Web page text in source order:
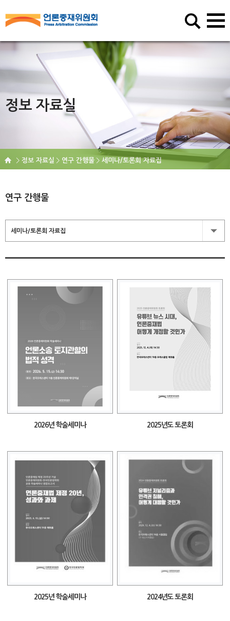
정보 자료실
정보 자료실 연구 간행물 세미나/토론회 자료집
연구 간행물
세미나/토론회 자료집
2026년 학술세미나 2025년도 토론회
2025년 학술세미나 2024년도 토론회